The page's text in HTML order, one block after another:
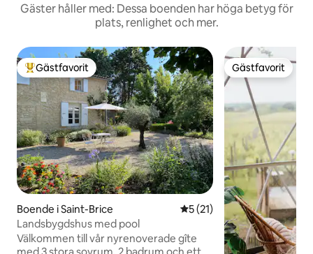
Gäster håller med: Dessa boenden har höga betyg för
plats, renlighet och mer.
Populär gästfavorit
Gästfavorit
Boende i Saint-Brice 5 av 5 i genomsnittligt
5 (21)
Landsbygdshus med pool
Välkommen till vår nyrenoverade gîte
Gästfavorit
Gästfavorit